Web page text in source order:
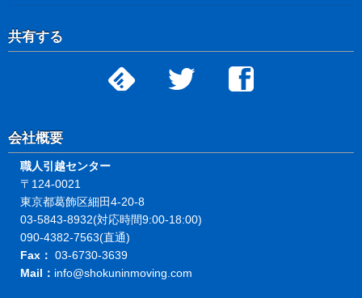
共有する
会社概要
職人引越センター
〒124-0021
東京都葛飾区細田4-20-8
03-5843-8932(対応時間9:00-18:00)
090-4382-7563(直通)
Fax： 03-6730-3639
Mail： info@shokuninmoving.com